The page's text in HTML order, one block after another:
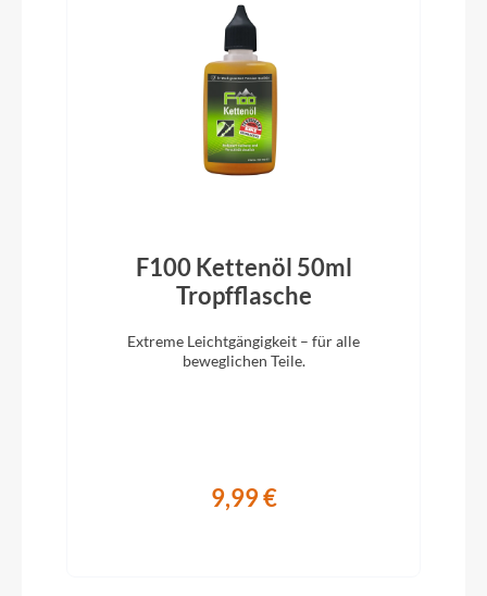
Modelljahr
2024
Griffe
Lapierre elastomer tape black, shock proof, 3mm
Rahmenmaterial
F100 Kettenöl 50ml
Tropfflasche
Extreme Leichtgängigkeit – für alle
beweglichen Teile.
9,99 €